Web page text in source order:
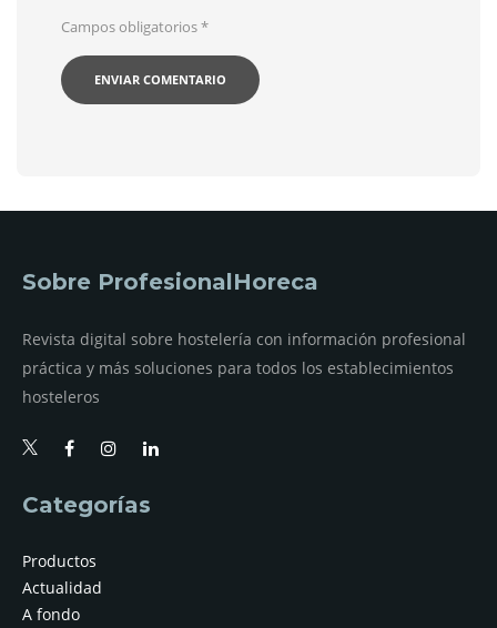
Campos obligatorios*
Sobre ProfesionalHoreca
Revista digital sobre hostelería con información profesional
práctica y más soluciones para todos los establecimientos
hosteleros
Categorías
Productos
Actualidad
A fondo